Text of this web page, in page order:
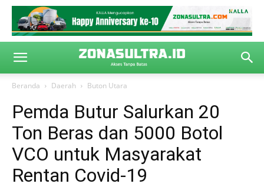
Beranda Daerah Buton Utara
Pemda Butur Salurkan 20
Ton Beras dan 5000 Botol
VCO untuk Masyarakat
Rentan Covid-19